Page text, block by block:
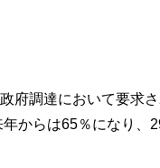
府調達において要求
からは65％になり、